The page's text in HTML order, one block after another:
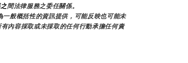
之間法律服務之委任關係。
般概括性的資訊提供，可能反映也可能未
內容採取或未採取的任何行動承擔任何責